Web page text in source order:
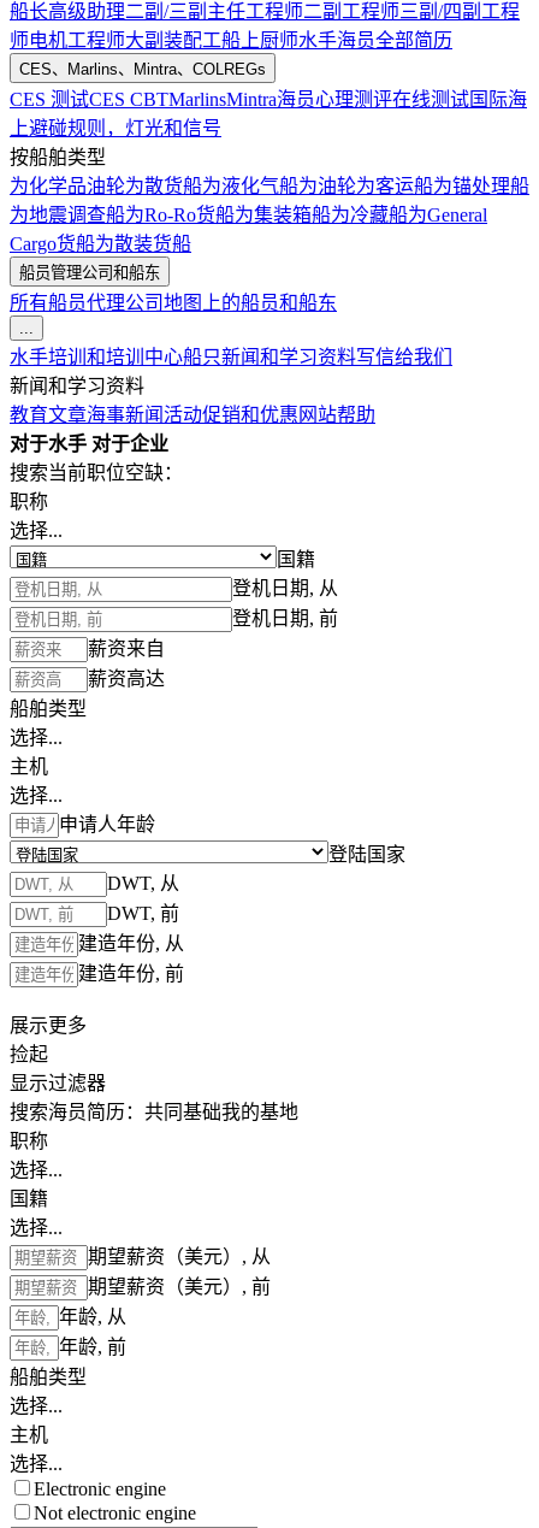
船长高级助理二副/三副 主任工程师二副工程师三副/四副工程
师电机工程师大副 装配工船上厨师水手海员全部简历
CES、Marlins、Mintra、COLREGs
CES 测试CES CBTMarlinsMintra海员心理测评在线测试国际海
上避碰规则，灯光和信号
按船舶类型
为化学品油轮为散货船为液化气船为油轮为客运船为锚处理船
为地震调查船为Ro-Ro货船为集装箱船为冷藏船为General
Cargo货船为散装货船
船员管理公司和船东
所有船员代理公司地图上的船员和船东
...
水手培训和培训中心船只新闻和学习资料写信给我们
新闻和学习资料
教育文章海事新闻活动促销和优惠 网站帮助
对于水手 对于企业
搜索当前职位空缺：
职称
选择...
国籍
登机日期, 从
登机日期, 前
薪资来自
薪资高达
船舶类型
选择...
主机
选择...
申请人年龄
登陆国家
DWT, 从
DWT, 前
建造年份, 从
建造年份, 前
展示更多
捡起
显示过滤器
搜索海员简历： 共同基础我的基地
职称
选择...
国籍
选择...
期望薪资（美元）, 从
期望薪资（美元）, 前
年龄, 从
年龄, 前
船舶类型
选择...
主机
选择...
Electronic engine
Not electronic engine